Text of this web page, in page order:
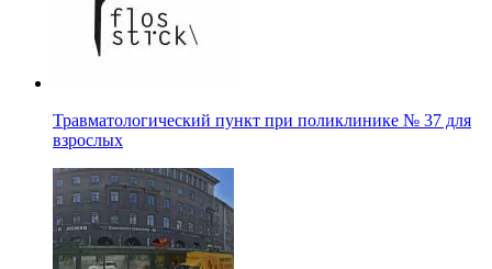
Травматологический пункт при поликлинике № 37 для
взрослых